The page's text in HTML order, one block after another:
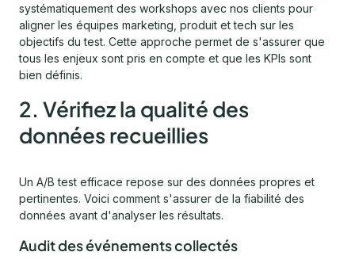
systématiquement des workshops avec nos clients pour
aligner les équipes marketing, produit et tech sur les
objectifs du test. Cette approche permet de s'assurer que
tous les enjeux sont pris en compte et que les KPIs sont
bien définis.
2. Vérifiez la qualité des
données recueillies
Un A/B test efficace repose sur des données propres et
pertinentes. Voici comment s'assurer de la fiabilité des
données avant d'analyser les résultats.
Audit des événements collectés